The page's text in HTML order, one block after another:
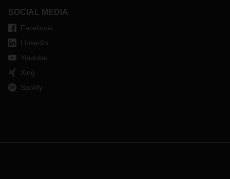
SOCIAL MEDIA
Facebook
LinkedIn
Youtube
Xing
Spotify